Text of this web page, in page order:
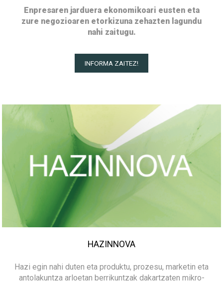
Enpresaren jarduera ekonomikoari eusten eta
zure negozioaren etorkizuna zehazten lagundu
nahi zaitugu.
INFORMA ZAITEZ!
HAZINNOVA
Hazi egin nahi duten eta produktu, prozesu, marketin eta
antolakuntza arloetan berrikuntzak dakartzaten mikro-